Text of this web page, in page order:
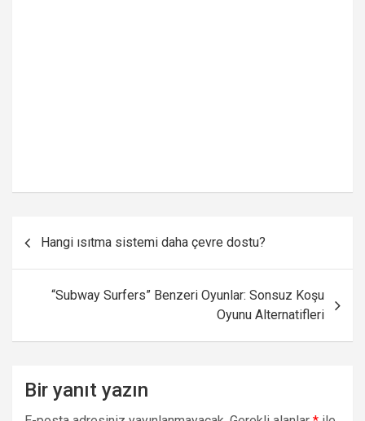
gezinmesi
Hangi ısıtma sistemi daha çevre dostu?
“Subway Surfers” Benzeri Oyunlar: Sonsuz Koşu
Oyunu Alternatifleri
Bir yanıt yazın